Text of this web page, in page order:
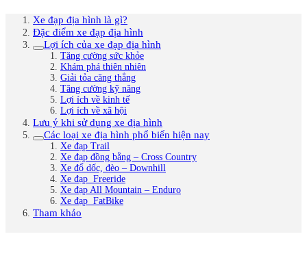
Xe đạp địa hình là gì?
Đặc điểm xe đạp địa hình
Lợi ích của xe đạp địa hình
Tăng cường sức khỏe
Khám phá thiên nhiên
Giải tỏa căng thẳng
Tăng cường kỹ năng
Lợi ích về kinh tế
Lợi ích về xã hội
Lưu ý khi sử dụng xe địa hình
Các loại xe địa hình phổ biến hiện nay
Xe đạp Trail
Xe đạp đồng bằng – Cross Country
Xe đổ dốc, đèo – Downhill
Xe đạp Freeride
Xe đạp All Mountain – Enduro
Xe đạp FatBike
Tham khảo